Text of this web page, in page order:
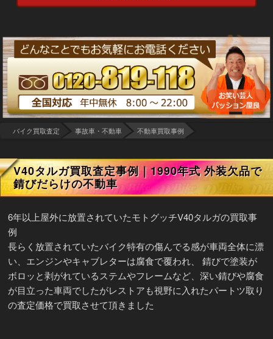
バイク買取査定 事故車・不動車 不動車買取事例
V40タルガ買取査定事例｜1990年式 外装欠品で
錆びだらけの不動車
6年以上屋外に放置されていたモトグッチV40タルガの買取事
例
長らく放置されていたバイク特有の傷んでる感が車両全体に漂
い、エンジンやキャブレターは腐食で覆われ、 錆びで塗装が
ボロッと剥がれているステムやフレームなど、深い錆びや腐食
が目立った車両でしたがレストアも視野に入れたパートツ取り
の査定価格で買取させて頂きました